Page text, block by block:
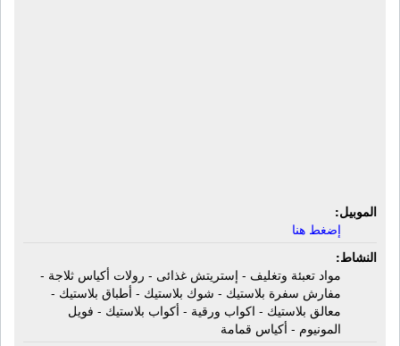
الموبيل:
إضغط هنا
النشاط:
مواد تعبئة وتغليف - إستريتش غذائى - رولات أكياس ثلاجة -
مفارش سفرة بلاستيك - شوك بلاستيك - أطباق بلاستيك -
معالق بلاستيك - اكواب ورقية - أكواب بلاستيك - فويل
المونيوم - أكياس قمامة